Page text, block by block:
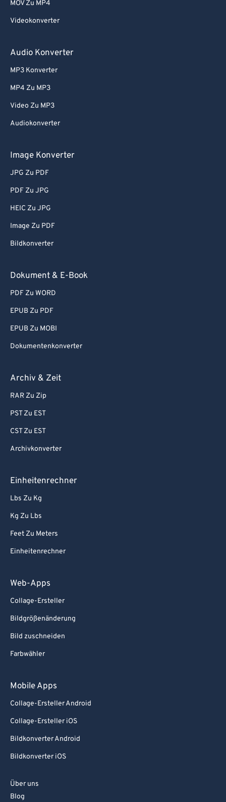
MOV Zu MP4
Videokonverter
Audio Konverter
MP3 Konverter
MP4 Zu MP3
Video Zu MP3
Audiokonverter
Image Konverter
JPG Zu PDF
PDF Zu JPG
HEIC Zu JPG
Image Zu PDF
Bildkonverter
Dokument & E-Book
PDF Zu WORD
EPUB Zu PDF
EPUB Zu MOBI
Dokumentenkonverter
Archiv & Zeit
RAR Zu Zip
PST Zu EST
CST Zu EST
Archivkonverter
Einheitenrechner
Lbs Zu Kg
Kg Zu Lbs
Feet Zu Meters
Einheitenrechner
Web-Apps
Collage-Ersteller
Bildgrößenänderung
Bild zuschneiden
Farbwähler
Mobile Apps
Collage-Ersteller Android
Collage-Ersteller iOS
Bildkonverter Android
Bildkonverter iOS
Über uns
Blog